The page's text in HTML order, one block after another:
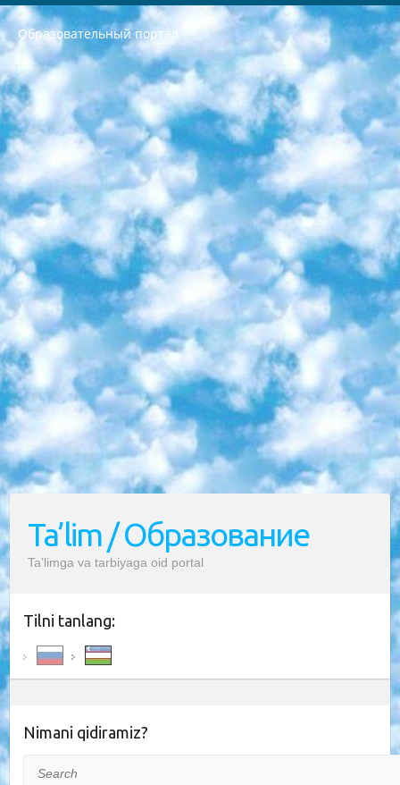
Образовательный портал
РЕСПУБЛИКА УЗБЕКИСТАН МИНИСТРЕРСТВО ДОШКОЛЬНОГО И ШКОЛЬНОГО ОБРАЗОВАНИЯ КОМАНДА в общеобразовательных учреждениях в 2023-2024 учебном году организация и проведение итоговой государственной аттестации обучающихся о Министра дошкольного и школьного образования Республики Узбекистан от 4 марта 2008 года (постановлением Минюста от 20 марта 2008 года № 1778 государственной регистрации) «Итоговое состояние учащихся общего среднего образования на основании положения об утверждении положения об аттестации общего среднего образования выпускной экзамен студентов в образовательных учреждениях в 2023-2024 учебном году В целях организации и прохождения аттестации приказываю: 1. Следующее: перечень предметов, по которым будет проводиться итоговая государственная аттестация и экзамен формы перевода согласно приложению 1; сертификаты международного образца, оценивающие уровень владения иностранными языками перечень согласно приложению 2; 2. Педагогический при специализированных образовательных учреждениях. научно-практический центр квалификации и международной оценки (Д.Давидова) 2024 г. До 25 марта: задания по предметам, по которым будет проводиться итоговая аттестация разработка и утверждение технических условий; итоговая аттестация на основании разработанного предметного задания разработка вопросов по предметам (устно и письменно), экзамен передача; общеобразовательные средние школы и специальные учебные заведения учащиеся выпускных классов школ и интернатов в агентской системе подготовка базы данных экзаменационных материалов и критериев оценки; перевод базы экзаменационных материалов на все языки обучения подать в Республиканский образовательный центр для изготовления; варианты экзаменов на основе разработанных контрольных материалов пусть будут поставлены задачи формирования. 3. Республиканский образовательный центр (Ш.Худайкулов) до 5 апреля 2024 года. до: база данных предоставленных экзаменационных материалов на все языки обучения перевод и экспертиза; для слепых, слабовидящих, глухих, слабослышащих и умственно отсталых детей учащиеся выпускных классов специализированных школ и школ-интернатов база данных экзаменационных материалов на всех преподаваемых языках подготовка критериев оценки; специализированные школы для умственно отсталых детей и технологии для учащихся выпускных классов школ-интернатов разработка соответствующих рекомендаций и критериев проведения ЕГЭ по естествознанию давать задания. 4. Педагогический при специализированных образовательных учреждениях. Научно-практический центр навыков и международной оценки (Д.Давидова), Республика образовательный центр (Худайкулов Ш.) итоговый государственный аттестационный экзамен ориентирован на творческое и логическое мышление при подготовке базы материалов учитывать введение заданий. 5. Следует отметить, что: сертификат государственного образца о знании общеобразовательного предмета и как минимум национальный уровень B1 по предметам на иностранных языках, указанным в Приложении 2. или международно признанный сертификат эквивалентного уровня студенты, изучающие определенный предмет, освобождаются от экзамена; по соответствующим предметам запланирована итоговая государственная аттестация за день до дня, путем жеребьевки Рабочей группой (в письменной форме по предметам, проводимым в форме) из числа сформированных вариантов выбрано 2 варианта; 2 выбранных варианта экзамена анонсированы на официальном сайте министерства и все выпускники по всей стране на основе этих вариантов проводит итоговую государственную аттестацию. 6. Государственное образование учащихся средних общеобразовательных учреждений. знания в соответствии с квалификационными требованиями, которые необходимо приобрести на основании стандартов итоговый (выпускной) контроль для 9 и 11 классов в целях тестирования Экзамены (далее – экзамены) состоят из предметов, перечисленных в приложении 1. будет сделано. 7. Экзамены пройдут с 26 мая по 15 июня 2024 г. (кроме науки физического воспитания). 8. Физическая для учащихся 9 классов общесредних образовательных учреждений. Экзамены по предмету «Образование, квалификация медицина» 1-6 мая 2024 года. сотрудники перевести под присмотр (с отклонениями в физическом или умственном развитии) специализированная школа для детей, школы-интернаты и со сколиозом школы-интернаты санаторного типа для больных детей исключены). 9. Он был слепым, слабовидящим и имел нарушения опорно-двигательного аппарата. экзамены в специализированных школах и интернатах для детей должны проводиться исходя из требований, предъявляемых к общеобразовательным учреждениям (физкультура кроме науки). 10. Специализированная школа для глухих и слабослышащих детей. и экзамены в интернатах и быть реализован в виде письменного теста по математике. 11. Специальность для умственно отсталых детей. Для 9 класса Родной язык и литературное письмо Государственный язык (язык обучения – узбекский). для неклассов) написано Математическое письмо Письменная/устная история Узбекистана Физическое воспитание практично Итоговый контроль Для 11 класса Написание родного языка и литературы (эссе) Математическое письмо Узбекский язык (обучение на узбекском языке) не посещающее общее среднее образование для учреждений)/Образовательное учреждение выбор письменный и устный Иностранный язык письменный/устный Письменная/устная история Узбекистана *По выбору студента:  Химия  Физика  Основы государственного права  География 10 бесплатных образовательных ресурсов - Мы составили подборку онлайн-проектов с интерактивными упражнениями, видеолекциями и статьями. Они помогут вам обрести новые и освежить старые знания бесплатно. 1. «ИНТУИТ» Старейшая образовательная площадка Рунета. Здесь вы найдёте сотни текстовых и видеокурсов на десятки различных тем — от программирования до психологии. Многие курсы подготовлены российскими университетами и крупными международными компаниями вроде Intel и Microsoft. Самостоятельное обучение бесплатное, но желающие могут оплатить услуги персональных наставников. 2. «Смартия» знакомит с актуальными профессиями и подсказывает, как им обучаться. Выбрав заинтересовавшую вас специальность — SMM-специалист, фотограф, веб-дизайнер или другую, — увидите список необходимых для неё умений. Чтобы вы могли освоить их самостоятельно, для каждого умения площадка отображает подборку ссылок на учебные материалы. Хотя «Смартия» ориентируется на русскоязычную аудиторию, часть контента всё же доступна только на английском. 3. «Лекторий Физтеха» Проект Московского физико-технического института (Физтеха). С его помощью вы можете смотреть онлайн серии лекций, записанные на видео в этом вузе. В числе доступных предметов — физика, биология, химия, информационные технологии и другие. К некоторым лекциям администрация ресурса прилагает готовые конспекты, которые можно скачивать в PDF-формате. 4. ITMOcourses Онлайн-площадка Санкт-Петербургского национального исследовательского университета информационных технологий, механики и оптики (ИТМО). Ресурс предоставляет свободный доступ к курсам, разработанным в этом вузе. Каталог материалов разбит на четыре категории: «Оптические системы и технологии», «Приборостроение и робототехника», «Информационные технологии» и «Биотехнологии». Курсы состоят из видеолекций, интерактивных демонстраций и заданий. 5. «КиберЛенинка» Электронная научная библиотека открытого доступа. Каталог площадки регулярно обрастает текстами статей из различных научных изданий. Сгруппированные по журналам и рубрикам публикации можно читать онлайн или скачивать целиком в PDF-формате. Проект нацелен на популяризацию науки за счёт открытого доступа к качественной информации. 6. «ПостНаука» На этом ресурсе публикуют подборки видеолекций, составленные экспертами из разных отраслей и объединённые общими темами. Среди них, к примеру, есть серии «Биоинформатика и геномика», «Культура средневековой Скандинавии» и Cinema Studies о теории кино. Каждая подборка лекций — логически связанная история, рассказанная экспертом от первого лица. Кроме того, на сайте появляются научно-образовательные статьи и тесты на разные темы. 7. «Newочём» Команда проекта «Newочём» отбирает самые интересные тексты из англоязычных СМИ и переводит те из них, за которые голосуют участники сообщества «ВКонтакте». По большей части это научно-популярные статьи. Редакторы придумывают лишь заголовки, в остальном содержание переводов соответствует оригиналам. Полные тексты можно читать прямо в социальной сети. 8. InternetUrok Онлайн-база материалов по основным дисциплинам школьной программы. Информация на сайте структурирована по классам, предметам и темам (урокам). Каждый урок состоит из видеолекций и конспектов. Есть также интерактивные тренажёры и тесты для закрепления пройденного материала. Даже если вы давно окончили школу, возможность повторить программу старших классов всегда может пригодиться. 9. Edutainme Ещё один ресурс об образовании. В отличие от Newtonew, как мне кажется, Edutainme больше ориентируется на представителей индустрии: педагогов, предпринимателей, разработчиков образовательных проектов. Но и любой, кто просто стремится к саморазвитию, найдёт на сайте много полезного и интересного для себя. Например, информацию о новых курсах и образовательных сервисах. 10. Newtonew Онлайн-медиа об образовании и обучении в широком смысле. Авторы Newtonew пишут об инструментах, заведениях, тактиках и стратегиях, которые помогают учить других и получать новые знания самостоятельно. На этой площадке вы найдёте новости, обзоры, аналитические мат
Ta’lim / Образование
Ta’limga va tarbiyaga oid portal
Tilni tanlang:
Nimani qidiramiz?